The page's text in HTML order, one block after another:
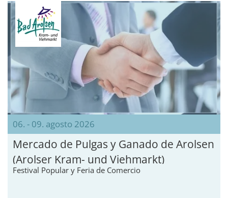
06. - 09. agosto 2026
Mercado de Pulgas y Ganado de Arolsen
(Arolser Kram- und Viehmarkt)
Festival Popular y Feria de Comercio